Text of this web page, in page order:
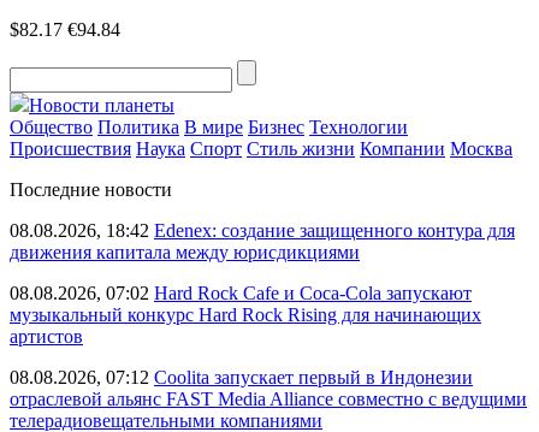
$82.17 €94.84
Новости планеты
Общество Политика В мире Бизнес Технологии
Происшествия Наука Спорт Стиль жизни Компании Москва
Последние новости
08.08.2026, 18:42 Edenex: создание защищенного контура для
движения капитала между юрисдикциями
08.08.2026, 07:02 Hard Rock Cafe и Coca-Cola запускают
музыкальный конкурс Hard Rock Rising для начинающих
артистов
08.08.2026, 07:12 Coolita запускает первый в Индонезии
отраслевой альянс FAST Media Alliance совместно с ведущими
телерадиовещательными компаниями